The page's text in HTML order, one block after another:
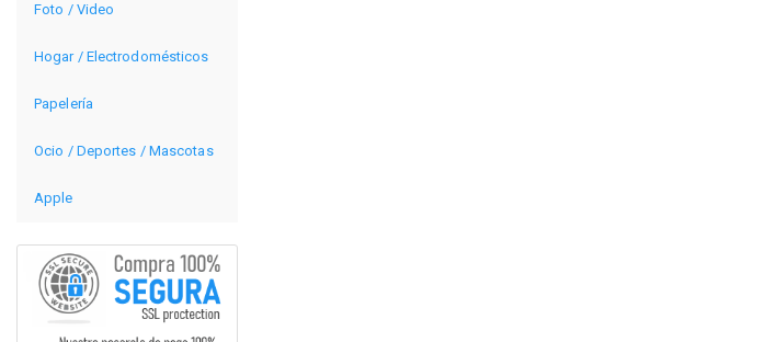
Foto / Video
Hogar / Electrodomésticos
Papelería
Ocio / Deportes / Mascotas
Apple